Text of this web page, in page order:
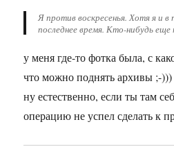
Я против воскресенья. Хотя я и
последнее время. Кто-нибудь
у меня где-то фотка была, с
что можно поднять архивы ;-)))
ну естественно, если ты там
операцию не успел сделать к